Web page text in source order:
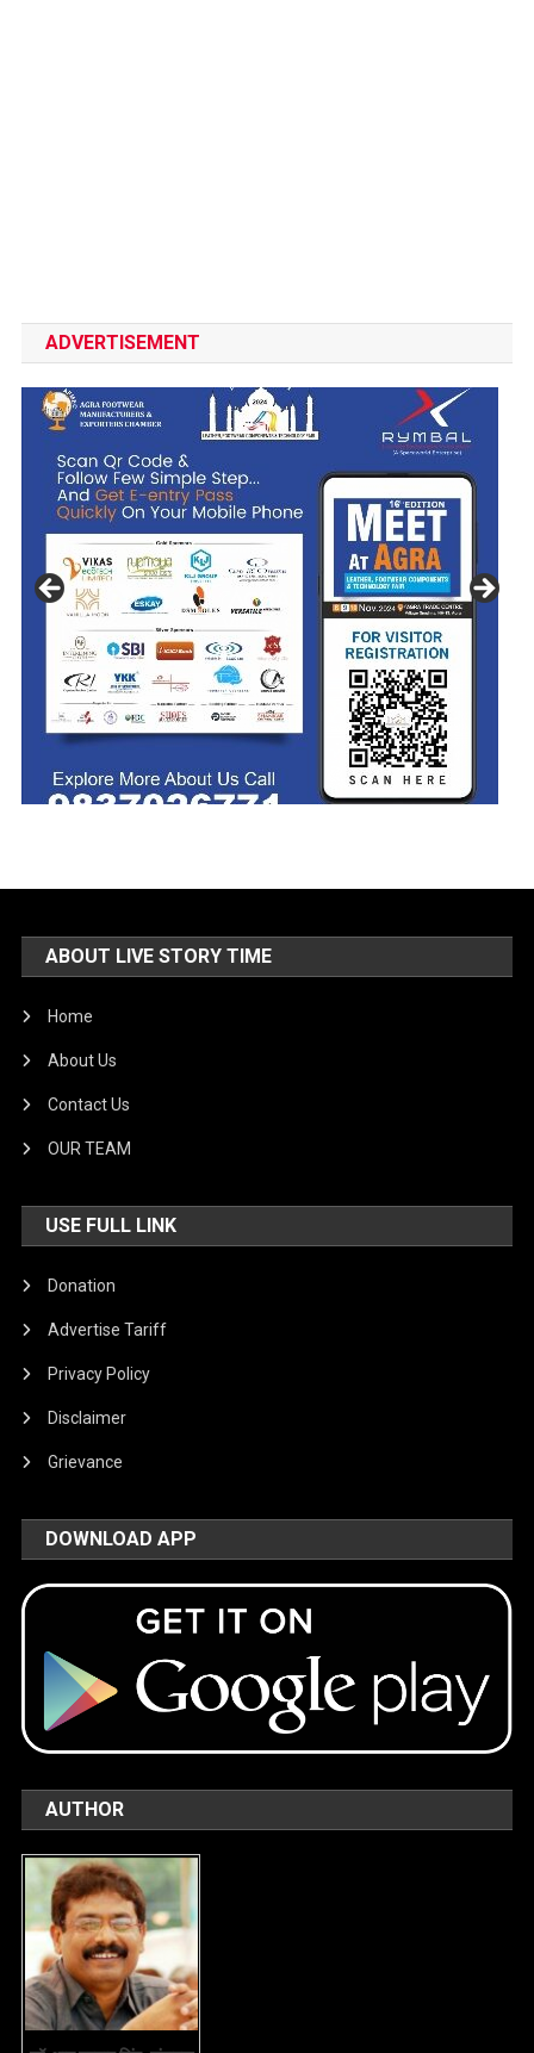
ADVERTISEMENT
ABOUT LIVE STORY TIME
Home
About Us
Contact Us
OUR TEAM
USE FULL LINK
Donation
Advertise Tariff
Privacy Policy
Disclaimer
Grievance
DOWNLOAD APP
AUTHOR